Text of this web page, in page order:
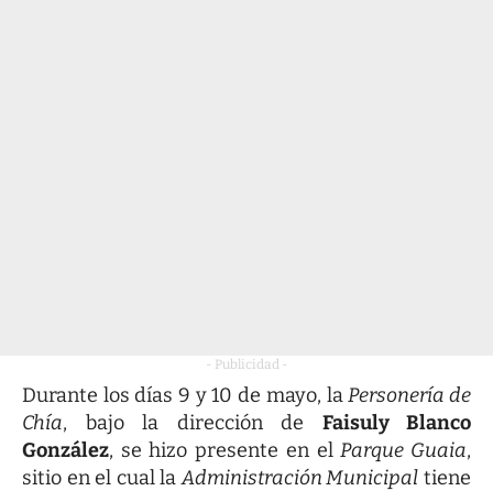
- Publicidad -
Durante los días 9 y 10 de mayo, laPersonería de
Chía, bajo la dirección de Faisuly Blanco
González, se hizo presente en elParque Guaia,
sitio en el cual laAdministración Municipal tiene